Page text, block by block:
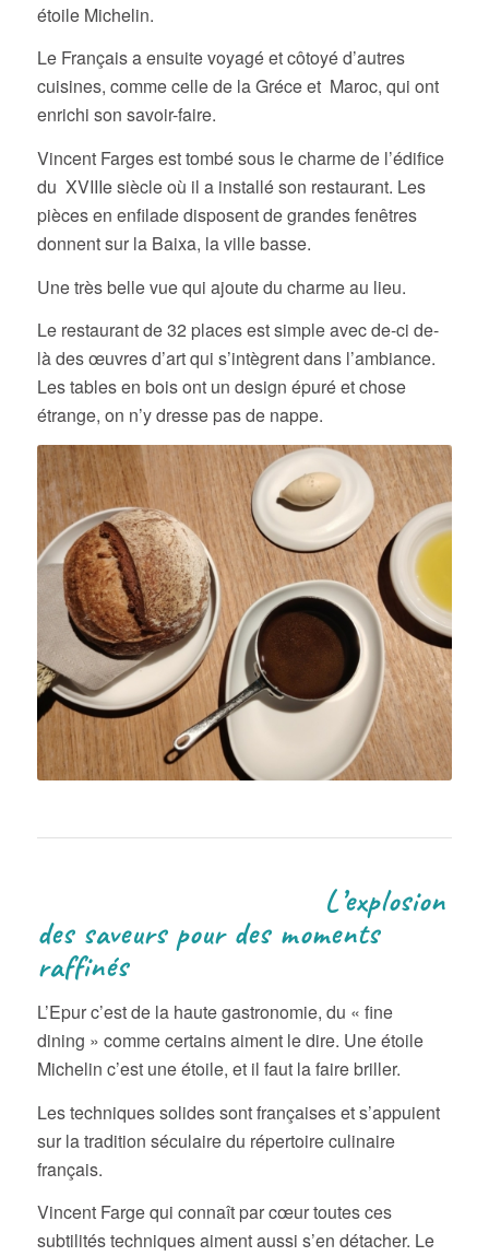
étoile Michelin.
Le Français a ensuite voyagé et côtoyé d’autres
cuisines, comme celle de la Gréce et Maroc, qui ont
enrichi son savoir-faire.
Vincent Farges est tombé sous le charme de l’édifice
du XVIIIe siècle où il a installé son restaurant. Les
pièces en enfilade disposent de grandes fenêtres
donnent sur la Baixa, la ville basse.
Une très belle vue qui ajoute du charme au lieu.
Le restaurant de 32 places est simple avec de-ci de-
là des œuvres d’art qui s’intègrent dans l’ambiance.
Les tables en bois ont un design épuré et chose
étrange, on n’y dresse pas de nappe.
L’explosion
des saveurs pour des moments
raffinés
L’Epur c’est de la haute gastronomie, du « fine
dining » comme certains aiment le dire. Une étoile
Michelin c’est une étoile, et il faut la faire briller.
Les techniques solides sont françaises et s’appuient
sur la tradition séculaire du répertoire culinaire
français.
Vincent Farge qui connaît par cœur toutes ces
subtilités techniques aiment aussi s’en détacher. Le